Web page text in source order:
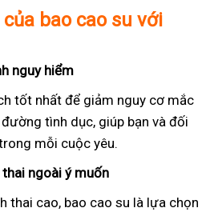
bao cao su với
nguy hiểm
tốt nhất để giảm nguy cơ mắc
tình dục, giúp bạn và đối
mỗi cuộc yêu.
ngoài ý muốn
thai cao, bao cao su là lựa chọn